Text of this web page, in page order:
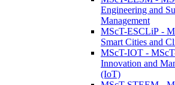
Engineering and
Management
MScT-ESCLiP -
Smart Cities and
MScT-IOT -
Innovation and
(IoT)